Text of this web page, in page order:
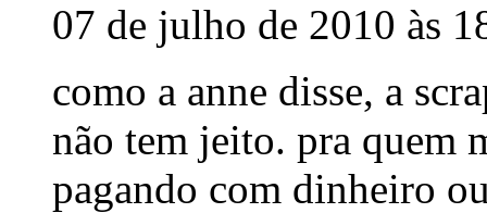
07 de julho de 2010 às
como a anne disse, a
não tem jeito. pra quem
pagando com dinheiro